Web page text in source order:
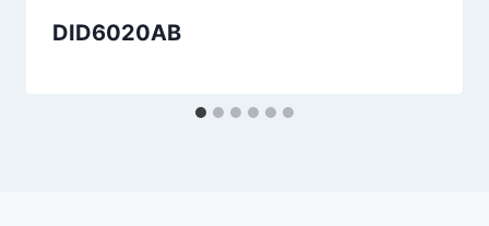
DID6020AB